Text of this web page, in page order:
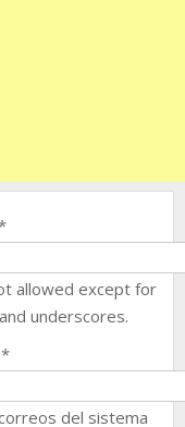
allowed except for
underscores.
*
del sistema